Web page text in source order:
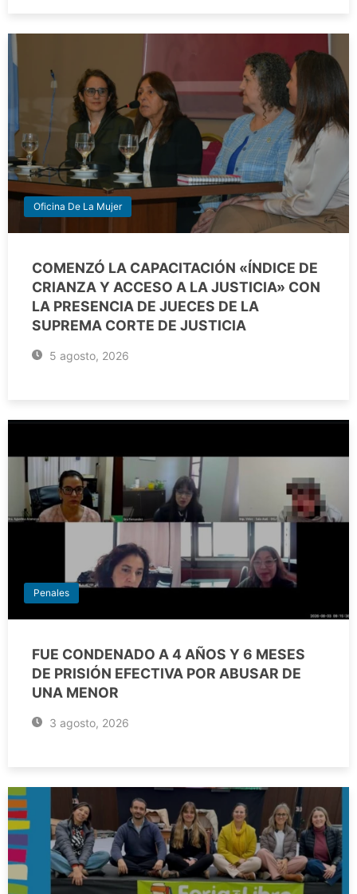
Oficina De La Mujer
COMENZÓ LA CAPACITACIÓN «ÍNDICE DE
CRIANZA Y ACCESO A LA JUSTICIA» CON
LA PRESENCIA DE JUECES DE LA
SUPREMA CORTE DE JUSTICIA
5 agosto, 2026
Penales
FUE CONDENADO A 4 AÑOS Y 6 MESES
DE PRISIÓN EFECTIVA POR ABUSAR DE
UNA MENOR
3 agosto, 2026